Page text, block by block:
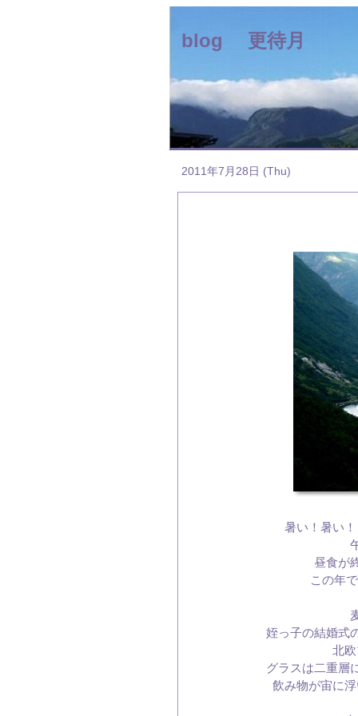
blog 更待月
2011年7月28日 (Thu)
暑い！暑い
昼食が
この年
姪っ子の結婚式
北
グラスは二重層
飲み物が宙に